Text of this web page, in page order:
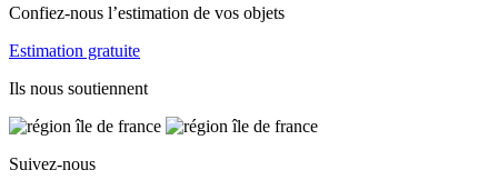
Confiez-nous l’estimation de vos objets
Estimation gratuite
Ils nous soutiennent
Suivez-nous